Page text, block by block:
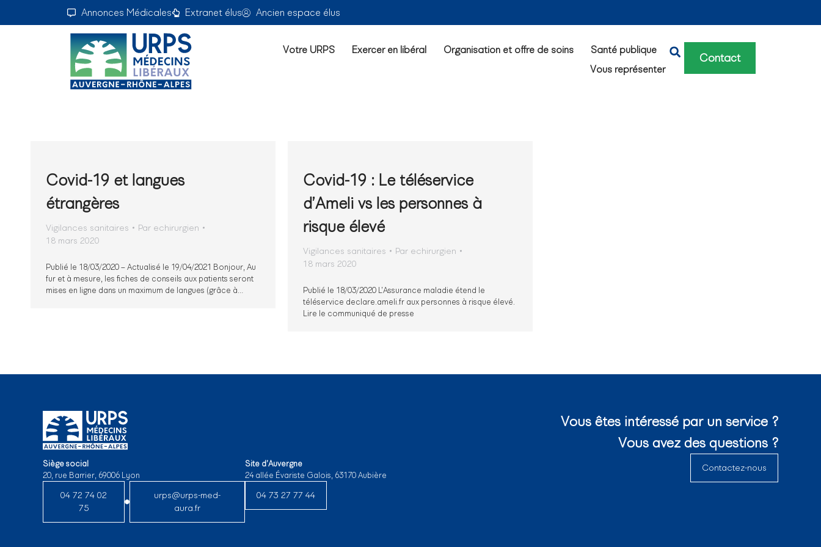
Annonces Médicales Extranet élus Ancien espace élus
Votre URPS Exercer en libéral Organisation et offre de soins
Santé publique
Vous représenter
Contact
Covid-19 et langues
étrangères
Vigilances sanitaires Par echirurgien
18 mars 2020
Publié le 18/03/2020 – Actualisé le 19/04/2021 Bonjour, Au
fur et à mesure, les fiches de conseils aux patients seront
mises en ligne dans un maximum de langues (grâce à…
Covid-19 : Le téléservice
d’Ameli vs les personnes à
risque élevé
Vigilances sanitaires Par echirurgien
18 mars 2020
Publié le 18/03/2020 L’Assurance maladie étend le
téléservice declare.ameli.fr aux personnes à risque élevé.
Lire le communiqué de presse
Siège social
20, rue Barrier, 69006 Lyon
04 72 74 02
75
urps@urps-med-
aura.fr
Site d’Auvergne
24 allée Évariste Galois, 63170 Aubière
04 73 27 77 44
Vous êtes intéressé par un service ?
Vous avez des questions ?
Contactez-nous